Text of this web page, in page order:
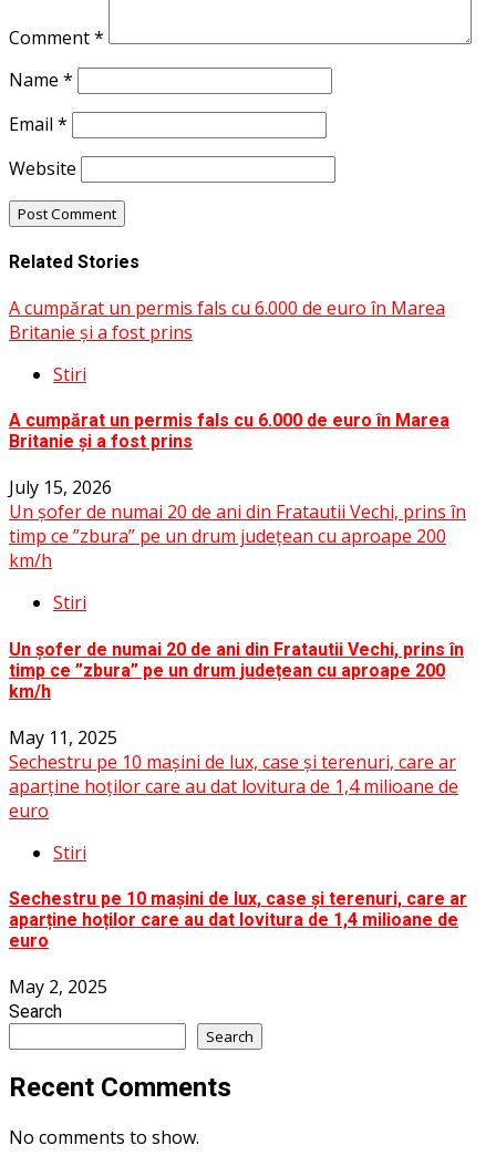
Comment*
Name *
Email *
Website
Related Stories
A cumpărat un permis fals cu 6.000 de euro în Marea
Britanie și a fost prins
Stiri
A cumpărat un permis fals cu 6.000 de euro în Marea
Britanie și a fost prins
July 15, 2026
Un șofer de numai 20 de ani din Fratautii Vechi, prins în
timp ce ”zbura” pe un drum județean cu aproape 200
km/h
Stiri
Un șofer de numai 20 de ani din Fratautii Vechi, prins în
timp ce ”zbura” pe un drum județean cu aproape 200
km/h
May 11, 2025
Sechestru pe 10 mașini de lux, case și terenuri, care ar
aparține hoților care au dat lovitura de 1,4 milioane de
euro
Stiri
Sechestru pe 10 mașini de lux, case și terenuri, care ar
aparține hoților care au dat lovitura de 1,4 milioane de
euro
May 2, 2025
Search
Search
Recent Comments
No comments to show.